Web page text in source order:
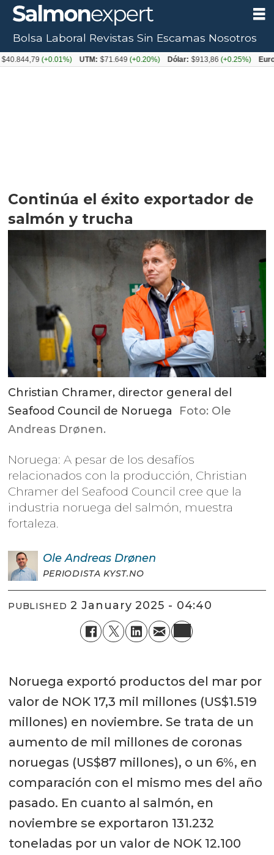
Continúa el éxito exportador de
salmón y trucha
Christian Chramer, director general del
Seafood Council de Noruega
Foto: Ole
Andreas Drønen.
Noruega: A pesar de los desafíos
relacionados con la producción, Christian
Chramer del Seafood Council cree que la
industria noruega del salmón, muestra
fortaleza.
Ole Andreas Drønen
PERIODISTA KYST.NO
PUBLISHED 2 January 2025 - 04:40
Noruega exportó productos del mar por
valor de NOK 17,3 mil millones (US$1.519
millones) en noviembre. Se trata de un
aumento de mil millones de coronas
noruegas (US$87 millones), o un 6%, en
comparación con el mismo mes del año
pasado. En cuanto al salmón, en
noviembre se exportaron 131.232
toneladas por un valor de NOK 12.100
Bolsa Laboral Revistas Sin Escamas Nosotros
(+0.01%) UTM: $71.649 (+0.20%) Dólar: $913,86 (+0.25%) Euro: